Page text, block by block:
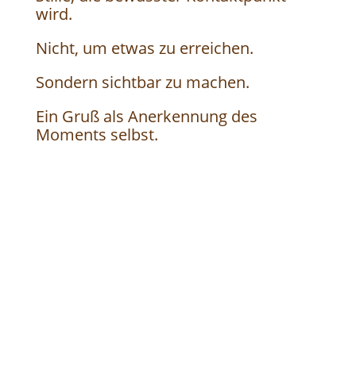
wird.
Nicht, um etwas zu erreichen.
Sondern sichtbar zu machen.
Ein Gruß als Anerkennung des
Moments selbst.